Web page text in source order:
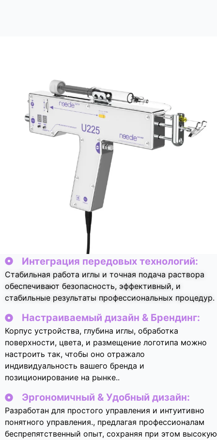
Интеграция передовых технологий:
Стабильная работа иглы и точная подача раствора
обеспечивают безопасность, эффективный, и
стабильные результаты профессиональных процедур.
Настраиваемый дизайн & Брендинг:
Корпус устройства, глубина иглы, обработка
поверхности, цвета, и размещение логотипа можно
настроить так, чтобы оно отражало
индивидуальность вашего бренда и
позиционирование на рынке..
Эргономичный & Удобный дизайн:
Разработан для простого управления и интуитивно
понятного управления., предлагая профессионалам
беспрепятственный опыт, сохраняя при этом высокую